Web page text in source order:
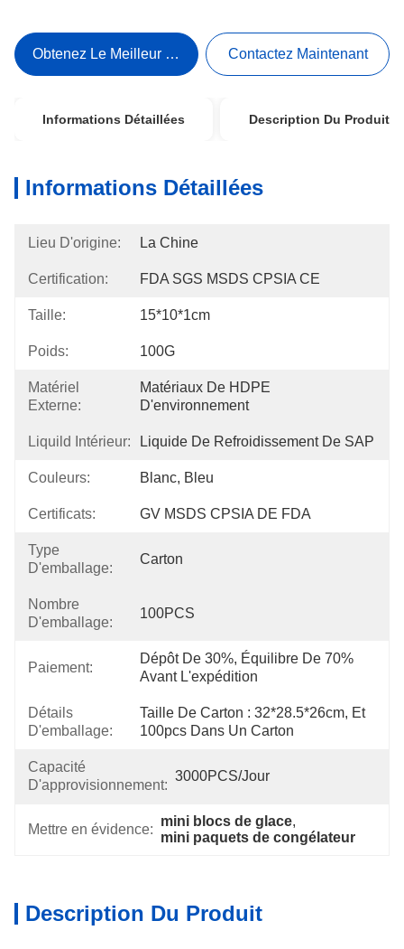
Obtenez Le Meilleur Prix Contactez Maintenant
Informations Détaillées Description Du Produit
Informations Détaillées
Lieu D'origine: La Chine
Certification: FDA SGS MSDS CPSIA CE
Taille: 15*10*1cm
Poids: 100G
Matériel
Externe:
Matériaux De HDPE
D'environnement
Liquild Intérieur: Liquide De Refroidissement De SAP
Couleurs: Blanc, Bleu
Certificats: GV MSDS CPSIA DE FDA
Type
D'emballage:
Carton
Nombre
D'emballage:
100PCS
Paiement:
Dépôt De 30%, Équilibre De 70%
Avant L'expédition
Détails
D'emballage:
Taille De Carton : 32*28.5*26cm, Et
100pcs Dans Un Carton
Capacité
D'approvisionnement:
3000PCS/jour
Mettre en évidence:
mini blocs de glace,
mini paquets de congélateur
Description Du Produit